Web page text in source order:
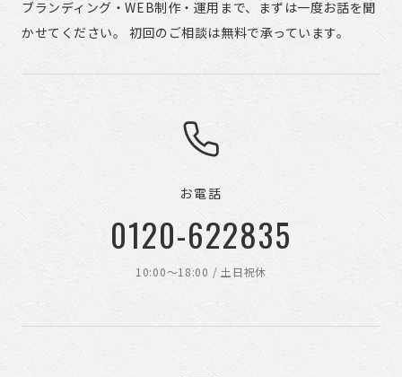
ブランディング・WEB制作・運用まで、まずは一度お話を聞
かせてください。 初回のご相談は無料で承っています。
お電話
0120-622835
10:00〜18:00 / 土日祝休